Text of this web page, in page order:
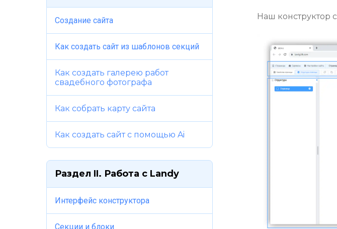
Создание сайта
Как создать сайт из шаблонов секций
Как создать галерею работ
свадебного фотографа
Как собрать карту сайта
Как создать сайт с помощью Ai
Раздел II. Работа c Landy
Интерфейс конструктора
Секции и блоки
Наш конструктор